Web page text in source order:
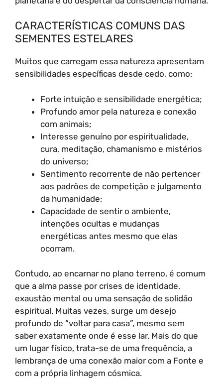
CARACTERÍSTICAS COMUNS DAS
SEMENTES ESTELARES
Muitos que carregam essa natureza apresentam
sensibilidades específicas desde cedo, como:
Forte intuição e sensibilidade energética;
Profundo amor pela natureza e conexão
com animais;
Interesse genuíno por espiritualidade,
cura, meditação, chamanismo e mistérios
do universo;
Sentimento recorrente de não pertencer
aos padrões de competição e julgamento
da humanidade;
Capacidade de sentir o ambiente,
intenções ocultas e mudanças
energéticas antes mesmo que elas
ocorram.
Contudo, ao encarnar no plano terreno, é comum
que a alma passe por crises de identidade,
exaustão mental ou uma sensação de solidão
espiritual. Muitas vezes, surge um desejo
profundo de “voltar para casa”, mesmo sem
saber exatamente onde é esse lar. Mais do que
um lugar físico, trata-se de uma frequência, a
lembrança de uma conexão maior com a Fonte e
com a própria linhagem cósmica.